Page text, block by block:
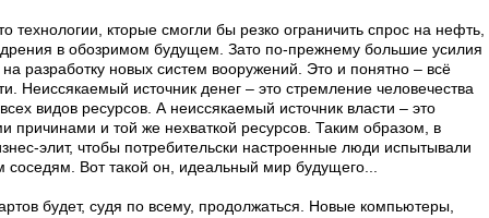
кторые смогли бы резко ограничить спрос на нефть,
в обозримом будущем. Зато по-прежнему большие усилия
на разработку новых систем вооружений. Это и понятно – всё
Неиссякаемый источник денег – это стремление человечества
видов ресурсов. А неиссякаемый источник власти – это
причинами и той же нехваткой ресурсов. Таким образом, в
элит, чтобы потребительски настроенные люди испытывали
соседям. Вот такой он, идеальный мир будущего...
будет, судя по всему, продолжаться. Новые компьютеры,